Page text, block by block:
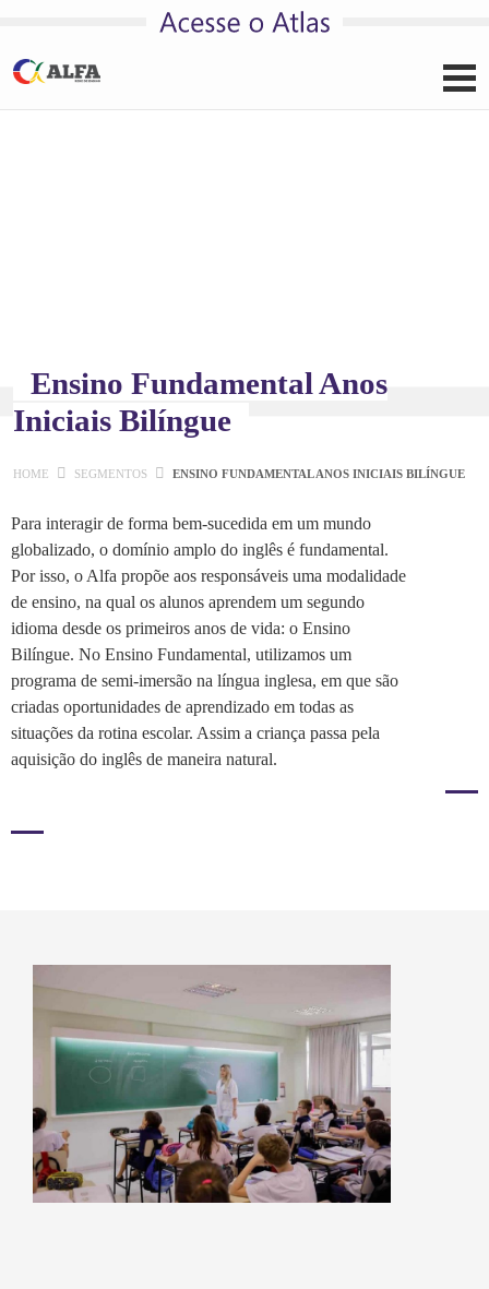
Pular para o conteúdo
Ensino Fundamental Anos
Iniciais Bilíngue
HOME SEGMENTOS ENSINO FUNDAMENTAL ANOS INICIAIS BILÍNGUE
Para interagir de forma bem-sucedida em um mundo
globalizado, o domínio amplo do inglês é fundamental.
Por isso, o Alfa propõe aos responsáveis uma modalidade
de ensino, na qual os alunos aprendem um segundo
idioma desde os primeiros anos de vida: o Ensino
Bilíngue. No Ensino Fundamental, utilizamos um
programa de semi-imersão na língua inglesa, em que são
criadas oportunidades de aprendizado em todas as
situações da rotina escolar. Assim a criança passa pela
aquisição do inglês de maneira natural.